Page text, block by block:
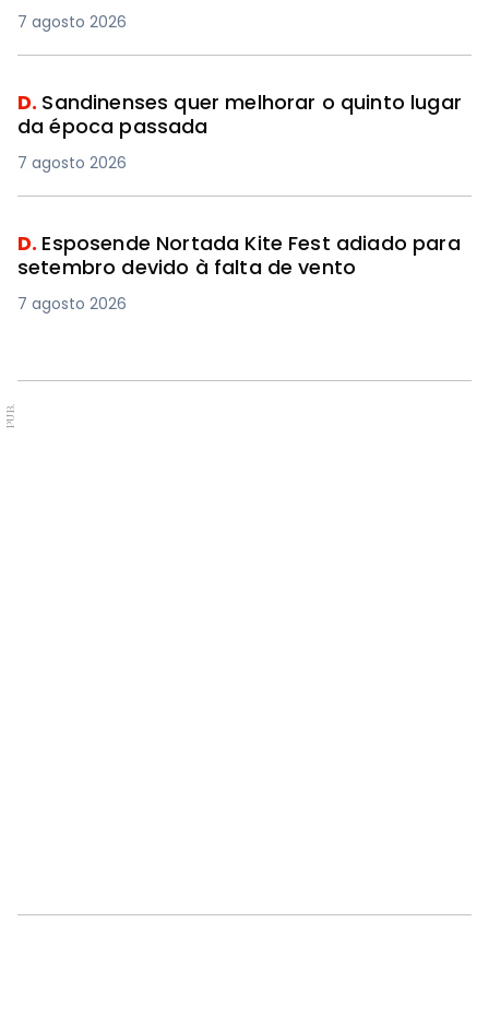
7 agosto 2026
D. Sandinenses quer melhorar o quinto lugar
da época passada
7 agosto 2026
D. Esposende Nortada Kite Fest adiado para
setembro devido à falta de vento
7 agosto 2026
PUB.